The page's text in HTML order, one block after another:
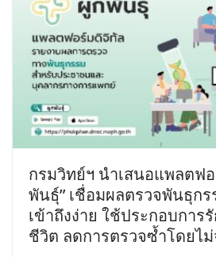
กรมวิทย์ฯ นำเสนอแพลตฟ
พันธุ์” เชื่อมผลตรวจพันธุก
เข้าถึงง่าย ใช้ประกอบการ
ชีวิต ลดการตรวจซ้ำโดยไ